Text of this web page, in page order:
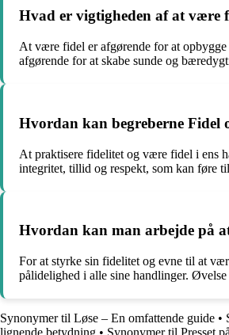
Hvad er vigtigheden af at være
At være fidel er afgørende for at
afgørende for at skabe sunde og
Hvordan kan begreberne Fidel
At praktisere fidelitet og være fidel i ens
integritet, tillid og respekt, som kan føre
Hvordan kan man arbejde på
For at styrke sin fidelitet og evne til at
pålidelighed i alle sine handlinger.
Synonymer til Løse – En omfattende guide •
lignende betydning • Synonymer til Presset